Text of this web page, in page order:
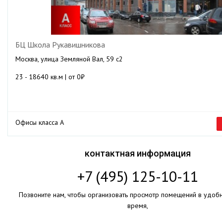
БЦ Школа Рукавишникова
Москва, улица Земляной Вал, 59 с2
23 - 18640 кв.м | от 0₽
Офисы класса А
контактная информация
+7 (495) 125-10-11
Позвоните нам, чтобы организовать просмотр помещений в
время,